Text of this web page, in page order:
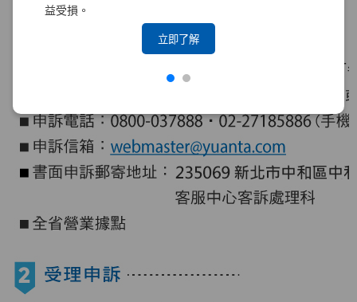
益受損。
立即了解